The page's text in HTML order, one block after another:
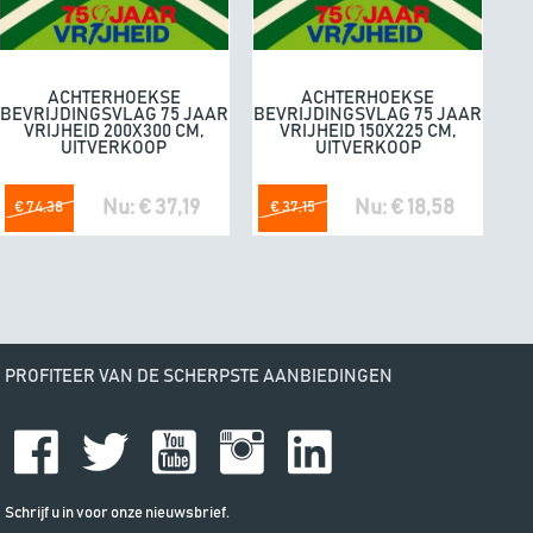
omdat
In winkelwagen
ACHTERHOEKSE
BEVRIJDINGSVLAG 75 JAAR
VRIJHEID 200X300 CM,
UITVERKOOP
€ 74,38 Nu: € 37,19
In winkelwagen
ACHTERHOEKSE
BEVRIJDINGSVLAG 75 JAAR
VRIJHEID 150X225 CM,
UITVERKOOP
€ 37,15 Nu: € 18,58
PROFITEER VAN DE SCHERPSTE AANBIEDINGEN
Schrijf u in voor onze nieuwsbrief.